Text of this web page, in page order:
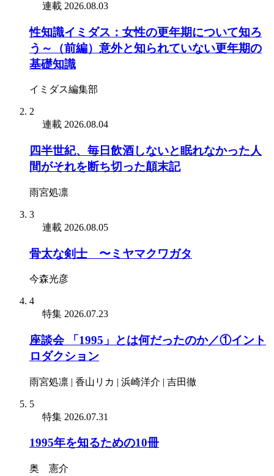
連載 2026.08.03
性知識イミダス：女性の更年期について知ろ
う～（前編）意外と知られていない更年期の
基礎知識
イミダス編集部
2
連載 2026.08.04
四半世紀、毎日飲酒しないと眠れなかった人
間がそれを断ち切った顛末記
雨宮処凛
3
連載 2026.08.05
骨太な剣士 〜ミヤマクワガタ
今森光彦
4
特集 2026.07.23
座談会 「1995」とは何だったのか／①イント
ロダクション
雨宮処凛 | 香山リカ | 浜崎洋介 | 吉田徹
5
特集 2026.07.31
1995年を知るための10冊
奥 憲介